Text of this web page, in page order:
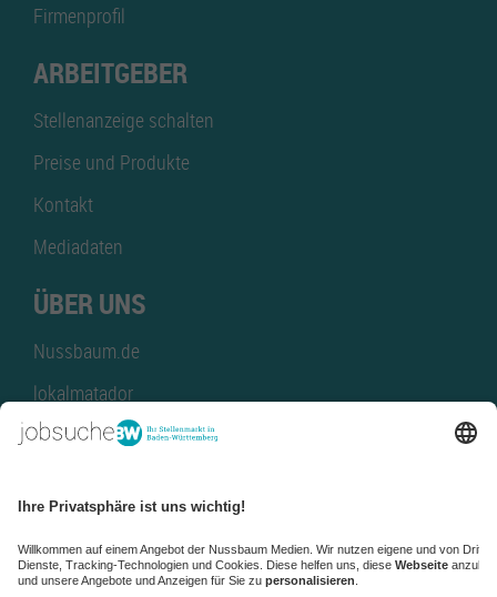
Firmenprofil
ARBEITGEBER
Stellenanzeige schalten
Preise und Produkte
Kontakt
Mediadaten
ÜBER UNS
Nussbaum.de
lokalmatador
kaufinBW
NussbaumID
Nussbaum Medien